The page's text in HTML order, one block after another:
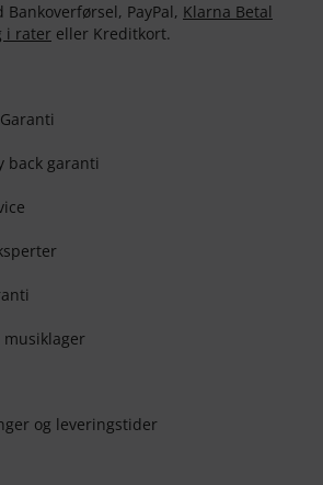
PayPal, Klarna Betal
i rater eller Kreditkort.
back garanti
musiklager
og leveringstider